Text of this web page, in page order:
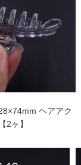
ヘアアク
2ヶ】